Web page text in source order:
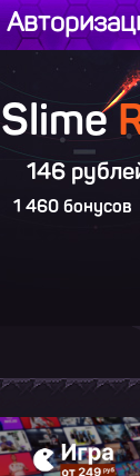
146
1 460 бонусов